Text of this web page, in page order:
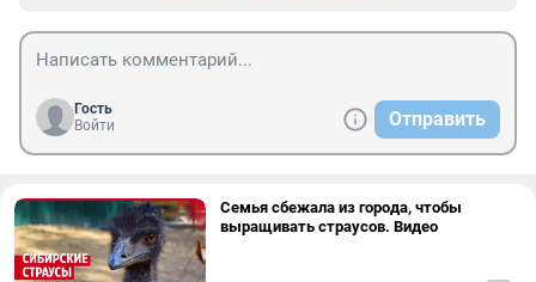
Гость
Войти
Отправить
Семья сбежала из города, чтобы
выращивать страусов. Видео